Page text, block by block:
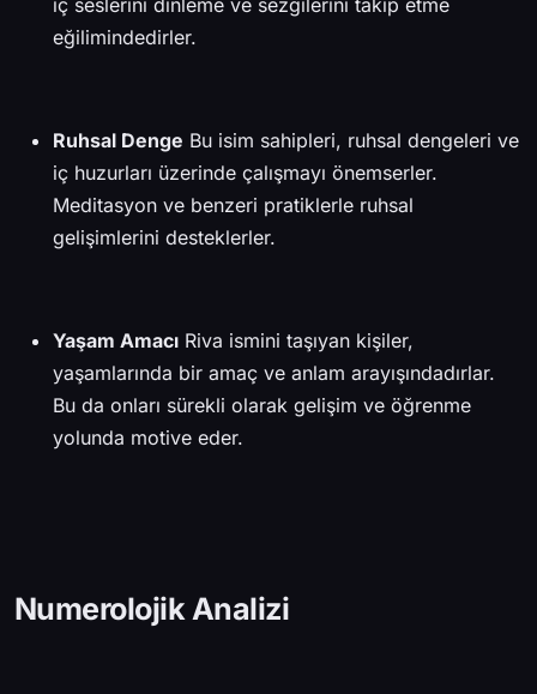
iç seslerini dinleme ve sezgilerini takip etme
eğilimindedirler.
Ruhsal Denge Bu isim sahipleri, ruhsal dengeleri ve
iç huzurları üzerinde çalışmayı önemserler.
Meditasyon ve benzeri pratiklerle ruhsal
gelişimlerini desteklerler.
Yaşam Amacı Riva ismini taşıyan kişiler,
yaşamlarında bir amaç ve anlam arayışındadırlar.
Bu da onları sürekli olarak gelişim ve öğrenme
yolunda motive eder.
Numerolojik Analizi